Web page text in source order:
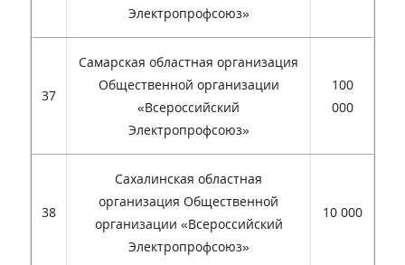
Электропрофсоюз»
37
Самарская областная организация
Общественной организации
«Всероссийский
Электропрофсоюз»
100
000
38
Сахалинская областная
организация Общественной
организации «Всероссийский
Электропрофсоюз»
10 000